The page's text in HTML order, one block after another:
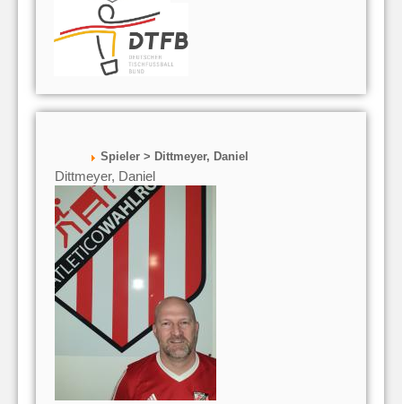
Spieler > Dittmeyer, Daniel
Dittmeyer, Daniel